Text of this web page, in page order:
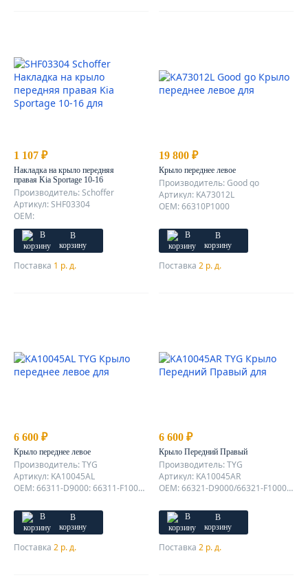
1 107 ₽
Накладка на крыло передняя
правая Kia Sportage 10-16
Производитель: Schoffer
Артикул: SHF03304
OEM:
В
корзину
Поставка 1 р. д.
19 800 ₽
Крыло переднее левое
Производитель: Good go
Артикул: KA73012L
OEM: 66310P1000
В
корзину
Поставка 2 р. д.
6 600 ₽
Крыло переднее левое
Производитель: TYG
Артикул: KA10045AL
OEM: 66311-D9000: 66311-F1000; 66311D9000
В
корзину
Поставка 2 р. д.
6 600 ₽
Крыло Передний Правый
Производитель: TYG
Артикул: KA10045AR
OEM: 66321-D9000/66321-F1000;66321D9000
В
корзину
Поставка 2 р. д.